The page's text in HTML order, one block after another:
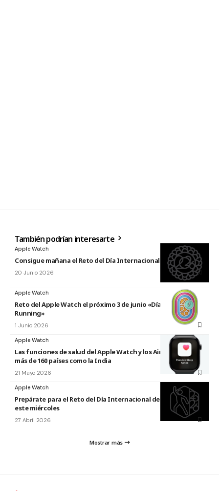
También podrían interesarte
Apple Watch
Consigue mañana el Reto del Día Internacional del Yoga 2026
20 Junio 2026
Apple Watch
Reto del Apple Watch el próximo 3 de junio «Día Mundial del
Running»
1 Junio 2026
Apple Watch
Las funciones de salud del Apple Watch y los AirPods llegan a
más de 160 países como la India
21 Mayo 2026
Apple Watch
Prepárate para el Reto del Día Internacional de la Danza 2026
este miércoles
27 Abril 2026
Mostrar más